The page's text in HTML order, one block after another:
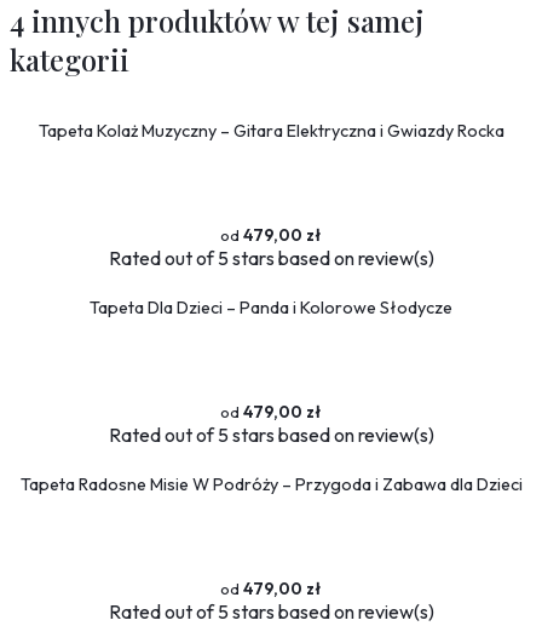
4 innych produktów w tej samej
kategorii
Tapeta Kolaż Muzyczny – Gitara Elektryczna i Gwiazdy Rocka
479,00 zł
Ratedout of 5 stars based onreview(s)
Tapeta Dla Dzieci – Panda i Kolorowe Słodycze
479,00 zł
Ratedout of 5 stars based onreview(s)
Tapeta Radosne Misie W Podróży – Przygoda i Zabawa dla Dzieci
479,00 zł
Ratedout of 5 stars based onreview(s)